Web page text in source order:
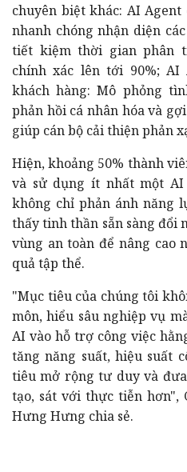
chuyên biệt khác: AI Agent
nhanh chóng nhận diện
tiết kiệm thời gian phân
chính xác lên tới 90%;
khách hàng: Mô phỏng
phản hồi cá nhân hóa và
giúp cán bộ cải thiện phản
Hiện, khoảng 50% thành
và sử dụng ít nhất một AI
không chỉ phản ánh năng
thấy tinh thần sẵn sàng đổi
vùng an toàn để nâng cao
quả tập thể.
"Mục tiêu của chúng tôi
môn, hiểu sâu nghiệp vụ
AI vào hỗ trợ công việc
tăng năng suất, hiệu suất
tiêu mở rộng tư duy và
tạo, sát với thực tiễn hơn",
Hưng Hưng chia sẻ.